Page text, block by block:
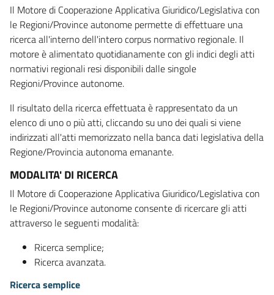
Il Motore di Cooperazione Applicativa Giuridico/Legislativa con
le Regioni/Province autonome permette di effettuare una
ricerca all'interno dell'intero corpus normativo regionale. Il
motore è alimentato quotidianamente con gli indici degli atti
normativi regionali resi disponibili dalle singole
Regioni/Province autonome.
Il risultato della ricerca effettuata è rappresentato da un
elenco di uno o più atti, cliccando su uno dei quali si viene
indirizzati all'atti memorizzato nella banca dati legislativa della
Regione/Provincia autonoma emanante.
MODALITA' DI RICERCA
Il Motore di Cooperazione Applicativa Giuridico/Legislativa con
le Regioni/Province autonome consente di ricercare gli atti
attraverso le seguenti modalità:
Ricerca semplice;
Ricerca avanzata.
Ricerca semplice